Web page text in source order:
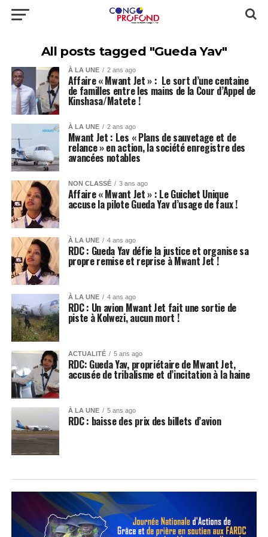
All posts tagged "Gueda Yav"
À LA UNE 2 ans ago
Affaire « Mwant Jet » : Le sort d’une centaine
de familles entre les mains de la Cour d’Appel de
Kinshasa/Matete !
À LA UNE 2 ans ago
Mwant Jet : Les « Plans de sauvetage et de
relance » en action, la société enregistre des
avancées notables
NON CLASSÉ 3 ans ago
Affaire « Mwant Jet » : Le Guichet Unique
accuse la pilote Gueda Yav d’usage de faux !
À LA UNE 4 ans ago
RDC : Gueda Yav défie la justice et organise sa
propre remise et reprise à Mwant Jet !
À LA UNE 4 ans ago
RDC : Un avion Mwant Jet fait une sortie de
piste à Kolwezi, aucun mort !
ACTUALITÉ 5 ans ago
RDC: Gueda Yav, propriétaire de Mwant Jet,
accusée de tribalisme et d’incitation à la haine
À LA UNE 5 ans ago
RDC : baisse des prix des billets d’avion